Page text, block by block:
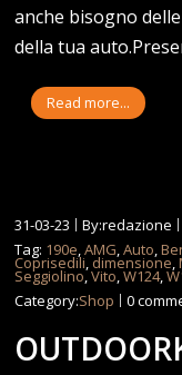
anche bisogno
della tua
Read more...
31-03-23
By:redazione
Tag: 190e ,AMG ,Auto ,
Coprisedili dimensione ,
Seggiolino,Vito ,W124,
Category:Shop 0